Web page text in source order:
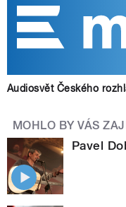
Audiosvět Českého
MOHLO BY VÁS
Pavel